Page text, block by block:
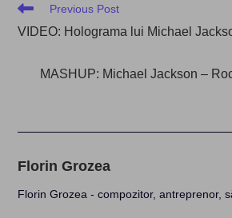
Read
articles
Previous Post
VIDEO: Holograma lui Michael
MASHUP: Michael Jackson –
Florin Grozea
Florin Grozea - compozitor, antreprenor,